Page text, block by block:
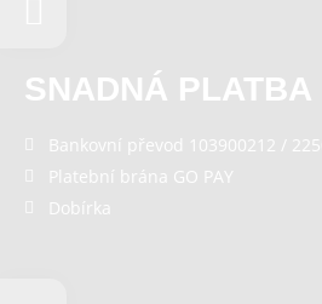
SNADNÁ PLATBA
Bankovní převod 103900212 /
Platební brána GO PAY
Dobírka